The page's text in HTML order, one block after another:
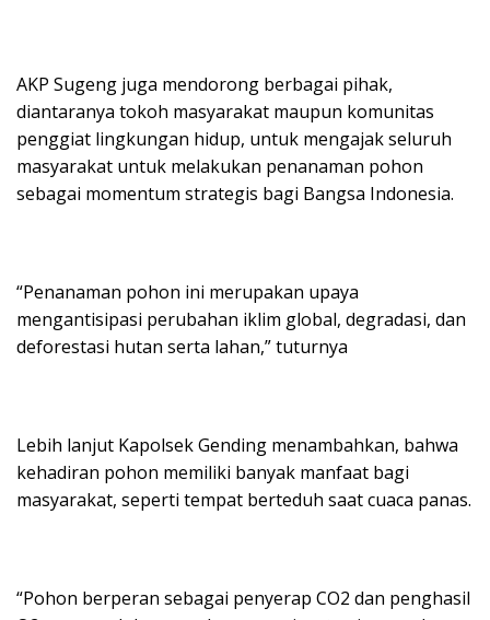
AKP Sugeng juga mendorong berbagai pihak,
diantaranya tokoh masyarakat maupun komunitas
penggiat lingkungan hidup, untuk mengajak seluruh
masyarakat untuk melakukan penanaman pohon
sebagai momentum strategis bagi Bangsa Indonesia.
“Penanaman pohon ini merupakan upaya
mengantisipasi perubahan iklim global, degradasi, dan
deforestasi hutan serta lahan,” tuturnya
Lebih lanjut Kapolsek Gending menambahkan, bahwa
kehadiran pohon memiliki banyak manfaat bagi
masyarakat, seperti tempat berteduh saat cuaca panas.
“Pohon berperan sebagai penyerap CO2 dan penghasil